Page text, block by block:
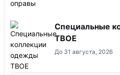
Специальные
ТВОЕ
До 31 августа, 2026